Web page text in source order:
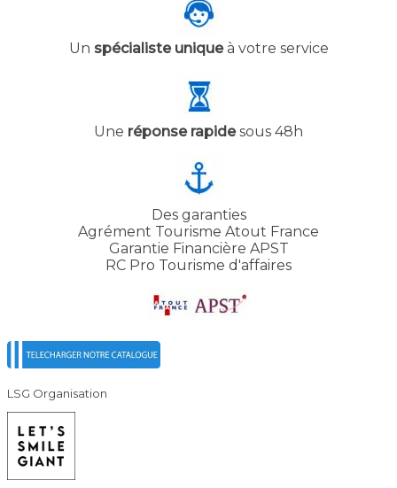
Un spécialiste uniqueà votre service
Une réponse rapidesous 48h
Des garanties
Agrément Tourisme Atout France
Garantie Financière APST
RC Pro Tourisme d'affaires
LSG Organisation